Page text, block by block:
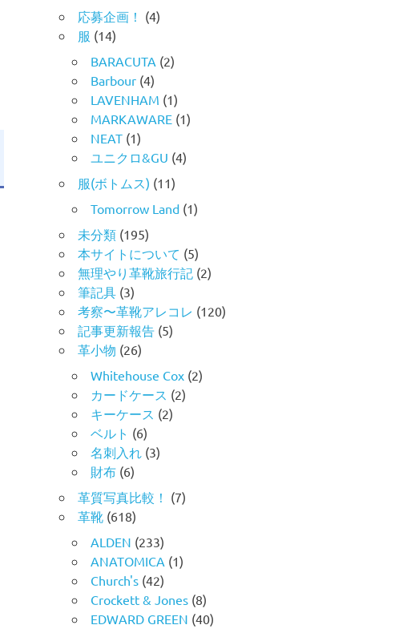
応募企画！ (4)
服 (14)
BARACUTA (2)
Barbour (4)
LAVENHAM (1)
MARKAWARE (1)
NEAT (1)
ユニクロ&GU (4)
服(ボトムス) (11)
Tomorrow Land (1)
未分類 (195)
本サイトについて (5)
無理やり革靴旅行記 (2)
筆記具 (3)
考察〜革靴アレコレ (120)
記事更新報告 (5)
革小物 (26)
Whitehouse Cox (2)
カードケース (2)
キーケース (2)
ベルト (6)
名刺入れ (3)
財布 (6)
革質写真比較！ (7)
革靴 (618)
ALDEN (233)
ANATOMICA (1)
Church's (42)
Crockett & Jones (8)
EDWARD GREEN (40)